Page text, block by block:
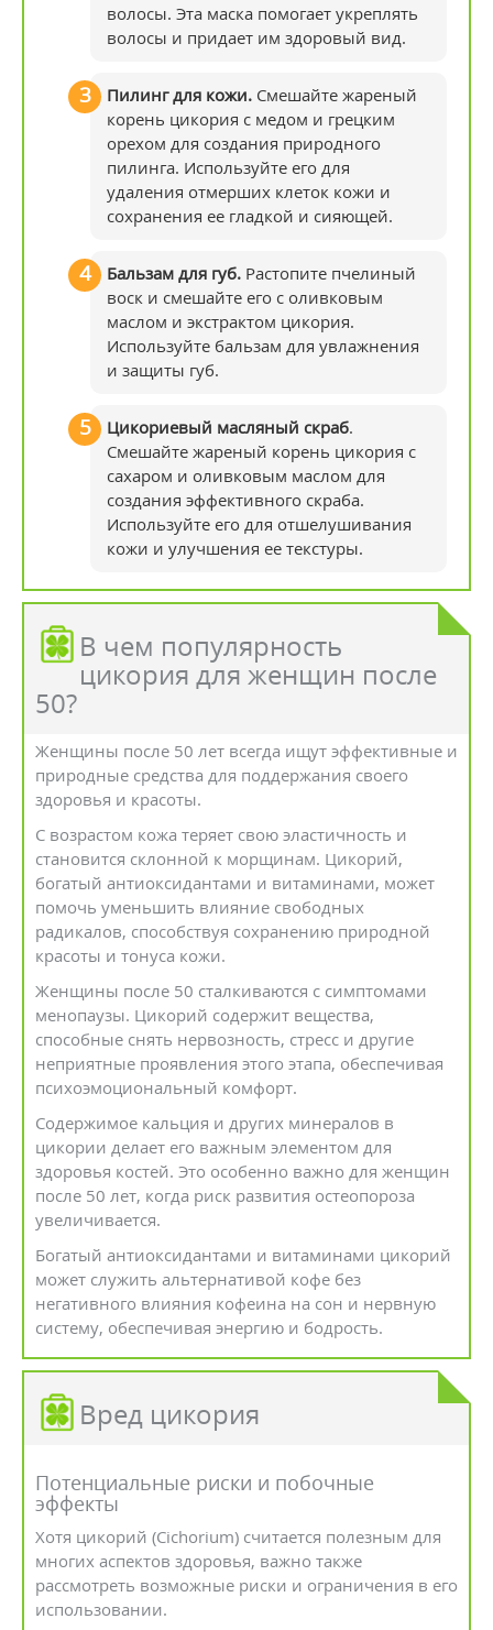
волосы. Эта маска помогает укреплять
волосы и придает им здоровый вид.
Пилинг для кожи. Смешайте жареный
корень цикория с медом и грецким
орехом для создания природного
пилинга. Используйте его для
удаления отмерших клеток кожи и
сохранения ее гладкой и сияющей.
Бальзам для губ. Растопите пчелиный
воск и смешайте его с оливковым
маслом и экстрактом цикория.
Используйте бальзам для увлажнения
и защиты губ.
Цикориевый масляный скраб.
Смешайте жареный корень цикория с
сахаром и оливковым маслом для
создания эффективного скраба.
Используйте его для отшелушивания
кожи и улучшения ее текстуры.
В чем популярность
цикория для женщин после
50?
Женщины после 50 лет всегда ищут эффективные и
природные средства для поддержания своего
здоровья и красоты.
С возрастом кожа теряет свою эластичность и
становится склонной к морщинам. Цикорий,
богатый антиоксидантами и витаминами, может
помочь уменьшить влияние свободных
радикалов, способствуя сохранению природной
красоты и тонуса кожи.
Женщины после 50 сталкиваются с симптомами
менопаузы. Цикорий содержит вещества,
способные снять нервозность, стресс и другие
неприятные проявления этого этапа, обеспечивая
психоэмоциональный комфорт.
Содержимое кальция и других минералов в
цикории делает его важным элементом для
здоровья костей. Это особенно важно для женщин
после 50 лет, когда риск развития остеопороза
увеличивается.
Богатый антиоксидантами и витаминами цикорий
может служить альтернативой кофе без
негативного влияния кофеина на сон и нервную
систему, обеспечивая энергию и бодрость.
Вред цикория
Потенциальные риски и побочные
эффекты
Хотя цикорий (Cichorium) считается полезным для
многих аспектов здоровья, важно также
рассмотреть возможные риски и ограничения в его
использовании.